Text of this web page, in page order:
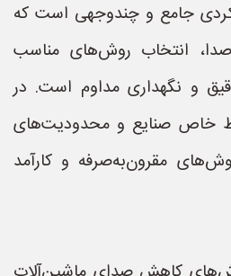
جامع و چندوجهی است که
انتخاب روش‌های مناسب
و نگهداری مداوم است. در
خاص صنایع و محدودیت‌های
مقرون‌به‌صرفه و کارآمد